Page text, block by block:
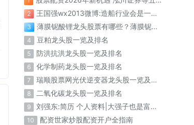
2 王国强wx2013微博:造船行业会是一个漫长的上升周期
3 薄膜铌酸锂龙头股票有哪些？薄膜铌酸锂概念股票名单一览表
4 豆粕龙头股一览及排名
5 防洪抗洪龙头股一览及排名
6 化学制药龙头股一览及排名
7 瑞顺股票网光伏逆变器龙头股一览及排名
8 二氧化碳龙头股一览及排名
9 刘强东:简历 个人资料|大强子也是富二代出生
10 配资世家炒股配资开户全指南